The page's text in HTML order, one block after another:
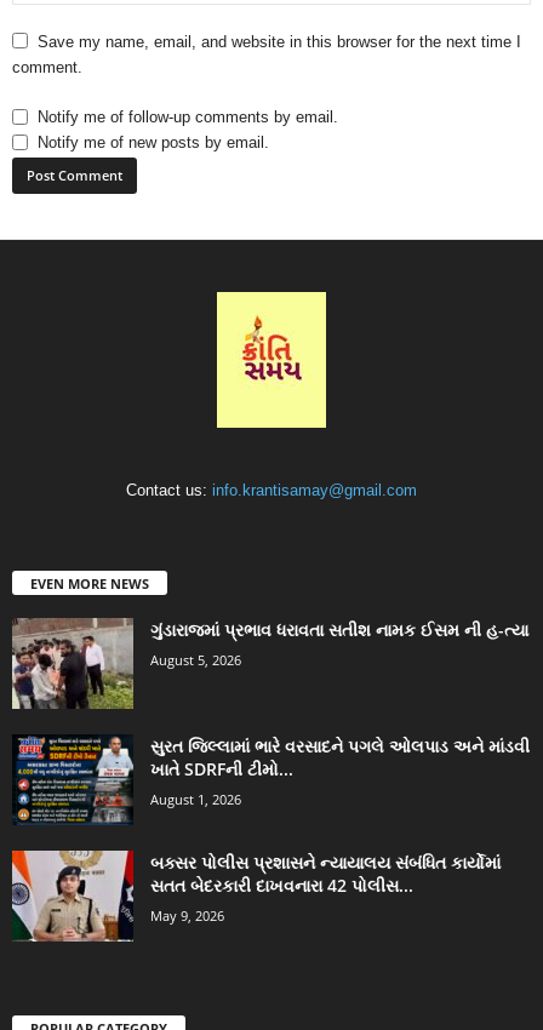
Save my name, email, and website in this browser for the next time I
comment.
Notify me of follow-up comments by email.
Notify me of new posts by email.
Contact us: info.krantisamay@gmail.com
EVEN MORE NEWS
ગુંડારાજમાં પ્રભાવ ધરાવતા સતીશ નામક ઈસમ ની હ-ત્યા
August 5, 2026
સુરત જિલ્લામાં ભારે વરસાદને પગલે ઓલપાડ અને માંડવી
ખાતે SDRFની ટીમો...
August 1, 2026
બક્સર પોલીસ પ્રશાસને ન્યાયાલય સંબંધિત કાર્યોમાં
સતત બેદરકારી દાખવનારા 42 પોલીસ...
May 9, 2026